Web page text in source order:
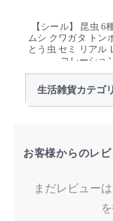
【シール】 昆虫 6
ムシ クワガタ トン
とう虫 セミ リアル
コレーショ
生活雑貨カテゴ
お客様からのレ
まだレビュー